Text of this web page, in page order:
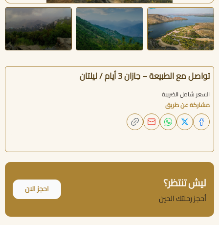
تواصل مع الطبيعة – جازان 3 أيام / ليلتان
السعر شامل الضريبة
مشاركة عن طريق
ليش تنتظر؟
أحجز رحلتك الحين
احجز الان